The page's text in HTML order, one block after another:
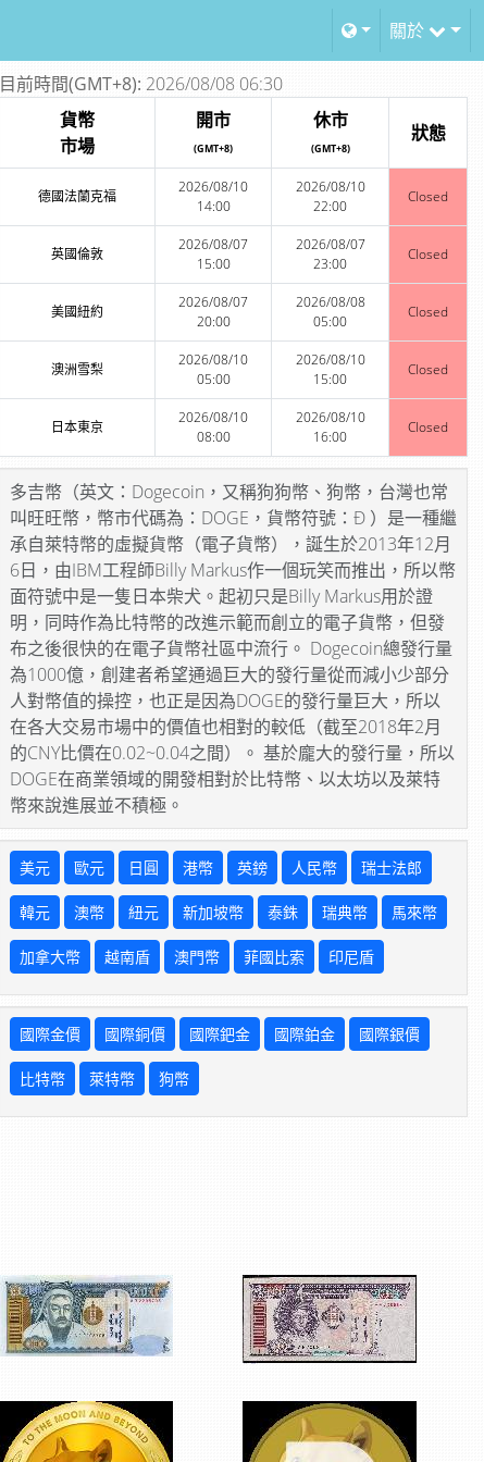
關於
目前時間(GMT+8): 2026/08/08 06:30
貨幣
市場
開市
(GMT+8)
休市
(GMT+8)
狀態
德國法蘭克福
2026/08/10
14:00
2026/08/10
22:00
Closed
英國倫敦
2026/08/07
15:00
2026/08/07
23:00
Closed
美國紐約
2026/08/07
20:00
2026/08/08
05:00
Closed
澳洲雪梨
2026/08/10
05:00
2026/08/10
15:00
Closed
日本東京
2026/08/10
08:00
2026/08/10
16:00
Closed
多吉幣（英文：Dogecoin，又稱狗狗幣、狗幣，台灣也常
叫旺旺幣，幣市代碼為：DOGE，貨幣符號：Ð ）是一種繼
承自萊特幣的虛擬貨幣（電子貨幣），誕生於2013年12月
6日，由IBM工程師Billy Markus作一個玩笑而推出，所以幣
面符號中是一隻日本柴犬。起初只是Billy Markus用於證
明，同時作為比特幣的改進示範而創立的電子貨幣，但發
布之後很快的在電子貨幣社區中流行。 Dogecoin總發行量
為1000億，創建者希望通過巨大的發行量從而減小少部分
人對幣值的操控，也正是因為DOGE的發行量巨大，所以
在各大交易市場中的價值也相對的較低（截至2018年2月
的CNY比價在0.02~0.04之間）。 基於龐大的發行量，所以
DOGE在商業領域的開發相對於比特幣、以太坊以及萊特
幣來說進展並不積極。
美元 歐元 日圓 港幣 英鎊 人民幣 瑞士法郎
韓元 澳幣 紐元 新加坡幣 泰銖 瑞典幣 馬來幣
加拿大幣 越南盾 澳門幣 菲國比索 印尼盾
國際金價 國際銅價 國際鈀金 國際鉑金 國際銀價
比特幣 萊特幣 狗幣